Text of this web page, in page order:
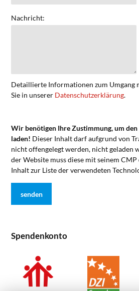
Nachricht:
Detaillierte Informationen zum Umgang
Sie in unserer Datenschutzerklärung.
Wir benötigen Ihre Zustimmung, um den
laden! Dieser Inhalt darf aufgrund von
nicht offengelegt werden, nicht geladen
der Website muss diese mit seinem
Inhalt zur Liste der verwendeten
Spendenkonto